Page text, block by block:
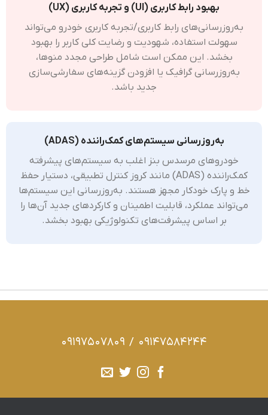
بهبود رابط کاربری (UI) و تجربه کاربری (UX)
به‌روزرسانی‌های رابط کاربری/تجربه کاربری خودرو می‌تواند
سهولت استفاده، شهودیت و رضایت کلی کاربر را بهبود
بخشد. این ممکن است شامل طراحی مجدد منو‌ها،
به‌روزرسانی گرافیک یا افزودن گزینه‌های سفارشی‌سازی
جدید باشد.
به‌روزرسانی سیستم‌های کمک‌راننده (ADAS)
خودروهای مرسدس بنز اغلب به سیستم‌های پیشرفته
کمک‌راننده (ADAS) مانند کروز کنترل تطبیقی، دستیار حفظ
خط و پارک خودکار مجهز هستند. به‌روزرسانی این سیستم‌ها
می‌تواند عملکرد، قابلیت اطمینان و کارکردهای جدید آن‌ها را
بر اساس پیشرفت‌های تکنولوژیکی بهبود بخشد.
09147584244
/
09197507809